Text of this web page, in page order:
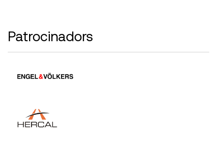
Patrocinadors